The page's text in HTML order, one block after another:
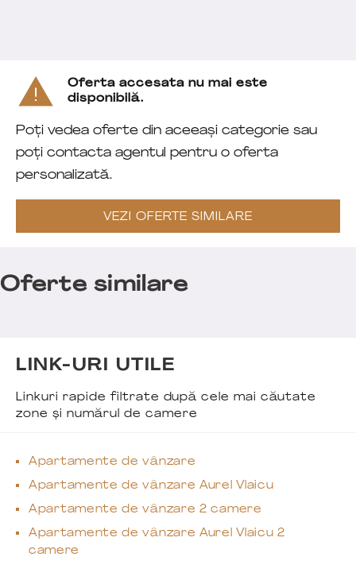
Oferta accesata nu mai este
disponibilă.
Poți vedea oferte din aceeași categorie sau
poți contacta agentul pentru o oferta
personalizată.
VEZI OFERTE SIMILARE
Oferte similare
LINK-URI UTILE
Linkuri rapide filtrate după cele mai căutate
zone și numărul de camere
Apartamente de vânzare
Apartamente de vânzare Aurel Vlaicu
Apartamente de vânzare 2 camere
Apartamente de vânzare Aurel Vlaicu 2
camere